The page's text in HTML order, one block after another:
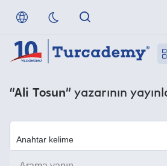
Uzaktan Erişim
“Ali Tosun” yazarının